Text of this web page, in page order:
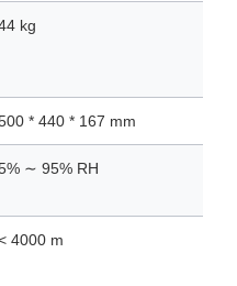
kg
* 440 * 167 mm
∼ 95% RH
4000 m